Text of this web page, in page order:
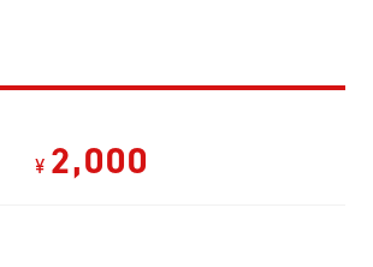
¥ 2,000